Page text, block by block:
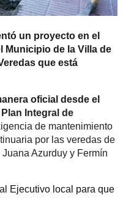
un proyecto en el
Municipio de la Villa de
que está
oficial desde el
Plan Integral de
de mantenimiento
por las veredas de
Azurduy y Fermín
Ejecutivo local para que